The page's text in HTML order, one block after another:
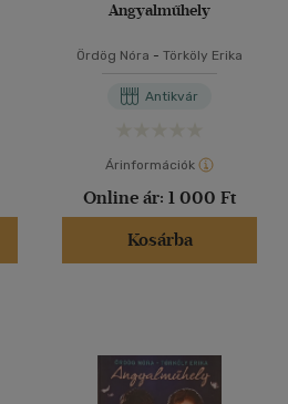
Angyalműhely
Ördög Nóra - Törköly Erika
Antikvár
Árinformációk
Online ár: 1 000 Ft
Kosárba